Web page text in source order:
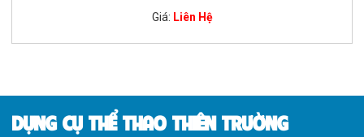
Giá: Liên Hệ
DỤNG CỤ THỂ THAO THIÊN TRƯỜNG